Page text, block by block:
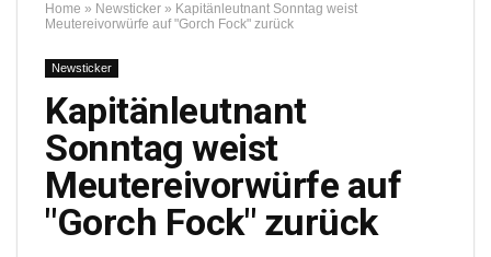
Home » Newsticker » Kapitänleutnant Sonntag weist
Meutereivorwürfe auf "Gorch Fock" zurück
Newsticker
Kapitänleutnant
Sonntag weist
Meutereivorwürfe auf
"Gorch Fock" zurück